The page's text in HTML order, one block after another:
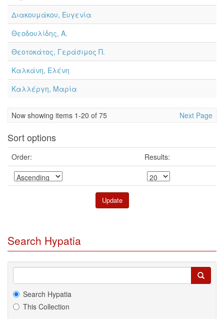
Διακουμάκου, Ευγενία
Θεοδουλίδης, Α.
Θεοτοκάτος, Γεράσιμος Π.
Καλκάνη, Ελένη
Καλλέργη, Μαρία
Now showing items 1-20 of 75 Next Page
Sort options
Order: Results:
Search Hypatia
Search Hypatia
This Collection